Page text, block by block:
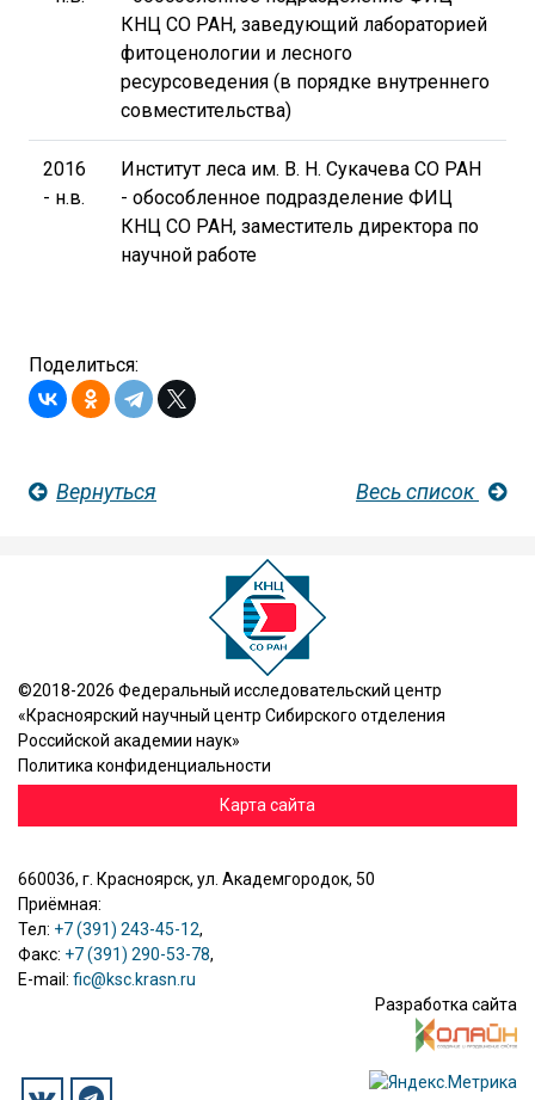
КНЦ СО РАН, заведующий лабораторией
фитоценологии и лесного
ресурсоведения (в порядке внутреннего
совместительства)
2016
- н.в.
Институт леса им. В. Н. Сукачева СО РАН
- обособленное подразделение ФИЦ
КНЦ СО РАН, заместитель директора по
научной работе
Поделиться:
Вернуться Весь список
©2018-2026 Федеральный исследовательский центр
«Красноярский научный центр Сибирского отделения
Российской академии наук»
Политика конфиденциальности
Карта сайта
660036, г. Красноярск, ул. Академгородок, 50
Приёмная:
Тел: +7 (391) 243-45-12,
Факс: +7 (391) 290-53-78,
E-mail: fic@ksc.krasn.ru
Разработка сайта